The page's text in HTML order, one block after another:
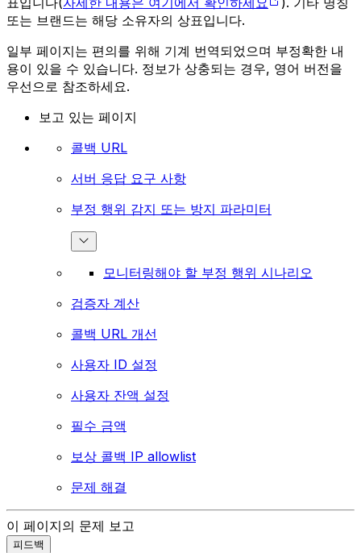
또는 브랜드는 해당 소유자의 상표입니다.
일부 페이지는 편의를 위해 기계 번역되었으며 부정확한 내
용이 있을 수 있습니다. 정보가 상충되는 경우, 영어 버전을
우선으로 참조하세요.
보고 있는 페이지
콜백 URL
서버 응답 요구 사항
부정 행위 감지 또는 방지 파라미터
모니터링해야 할 부정 행위 시나리오
검증자 계산
콜백 URL 개선
사용자 ID 설정
사용자 잔액 설정
필수 금액
보상 콜백 IP allowlist
문제 해결
이 페이지의 문제 보고
피드백